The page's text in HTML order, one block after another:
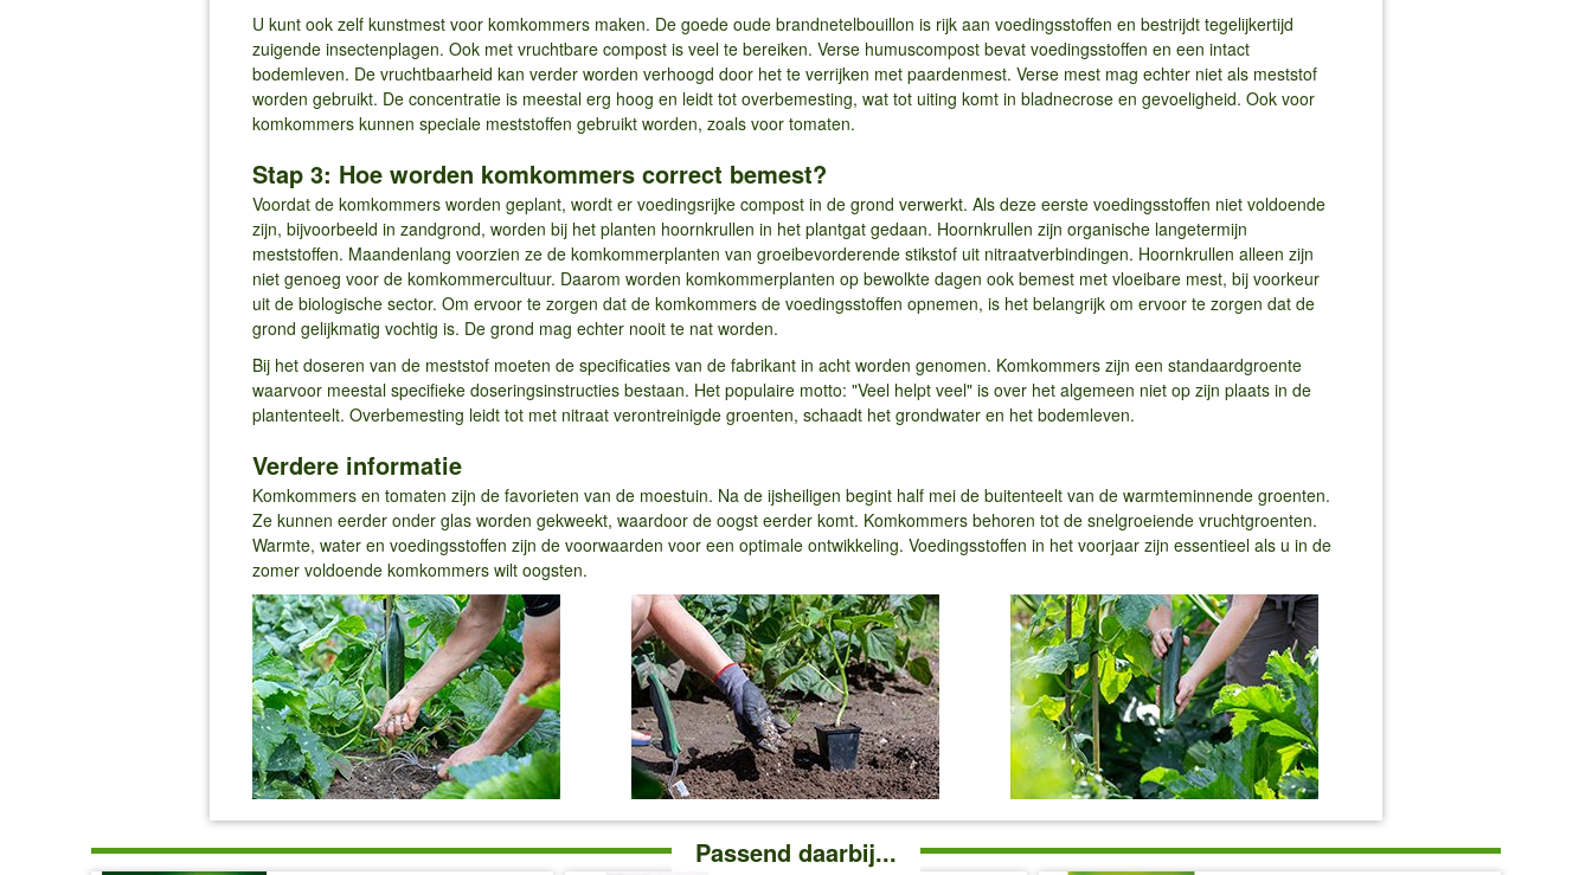
U kunt ook zelf kunstmest voor komkommers maken. De goede oude brandnetelbouillon is rijk aan voedingsstoffen en bestrijdt tegelijkertijd
zuigende insectenplagen. Ook met vruchtbare compost is veel te bereiken. Verse humuscompost bevat voedingsstoffen en een intact
bodemleven. De vruchtbaarheid kan verder worden verhoogd door het te verrijken met paardenmest. Verse mest mag echter niet als meststof
worden gebruikt. De concentratie is meestal erg hoog en leidt tot overbemesting, wat tot uiting komt in bladnecrose en gevoeligheid. Ook voor
komkommers kunnen speciale meststoffen gebruikt worden, zoals voor tomaten.
Stap 3: Hoe worden komkommers correct bemest?
Voordat de komkommers worden geplant, wordt er voedingsrijke compost in de grond verwerkt. Als deze eerste voedingsstoffen niet voldoende
zijn, bijvoorbeeld in zandgrond, worden bij het planten hoornkrullen in het plantgat gedaan. Hoornkrullen zijn organische langetermijn
meststoffen. Maandenlang voorzien ze de komkommerplanten van groeibevorderende stikstof uit nitraatverbindingen. Hoornkrullen alleen zijn
niet genoeg voor de komkommercultuur. Daarom worden komkommerplanten op bewolkte dagen ook bemest met vloeibare mest, bij voorkeur
uit de biologische sector. Om ervoor te zorgen dat de komkommers de voedingsstoffen opnemen, is het belangrijk om ervoor te zorgen dat de
grond gelijkmatig vochtig is. De grond mag echter nooit te nat worden.
Bij het doseren van de meststof moeten de specificaties van de fabrikant in acht worden genomen. Komkommers zijn een standaardgroente
waarvoor meestal specifieke doseringsinstructies bestaan. Het populaire motto: "Veel helpt veel" is over het algemeen niet op zijn plaats in de
plantenteelt. Overbemesting leidt tot met nitraat verontreinigde groenten, schaadt het grondwater en het bodemleven.
Verdere informatie
Komkommers en tomaten zijn de favorieten van de moestuin. Na de ijsheiligen begint half mei de buitenteelt van de warmteminnende groenten.
Ze kunnen eerder onder glas worden gekweekt, waardoor de oogst eerder komt. Komkommers behoren tot de snelgroeiende vruchtgroenten.
Warmte, water en voedingsstoffen zijn de voorwaarden voor een optimale ontwikkeling. Voedingsstoffen in het voorjaar zijn essentieel als u in de
zomer voldoende komkommers wilt oogsten.
Passend daarbij...